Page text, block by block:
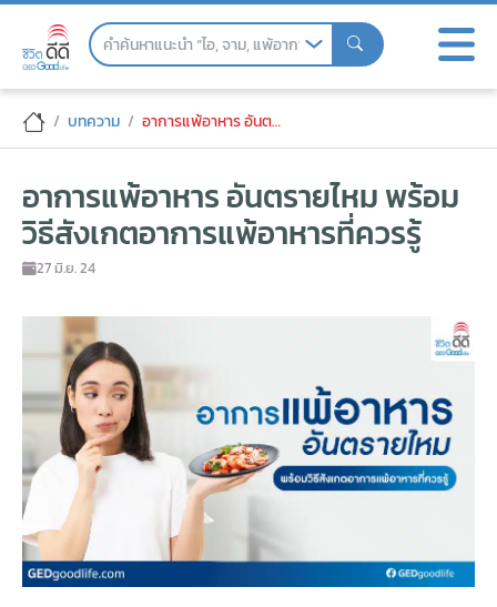
Skip
อาการแพ้อาหาร อันตรายไหม พร้อมวิธีสัง
บทความ อาการแพ้อาหาร อันตรายไหม พร้อมวิธีสังเกตอาการแพ้อาหารที่ควรรู้
อาการแพ้อาหาร อันตรายไหม พร้อม
วิธีสังเกตอาการแพ้อาหารที่ควรรู้
27 มิ.ย. 24